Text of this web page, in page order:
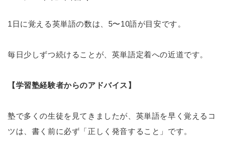
1日に覚える英単語の数は、5〜10語が目安です。
毎日少しずつ続けることが、英単語定着への近道です。
【学習塾経験者からのアドバイス】
塾で多くの生徒を見てきましたが、英単語を早く覚えるコ
ツは、書く前に必ず「正しく発音すること」です。